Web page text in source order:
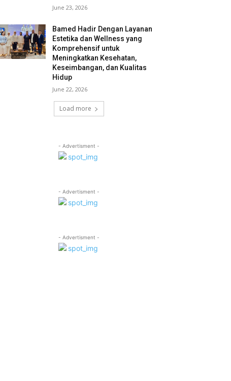
June 23, 2026
Bamed Hadir Dengan Layanan
Estetika dan Wellness yang
Komprehensif untuk
Meningkatkan Kesehatan,
Keseimbangan, dan Kualitas
Hidup
June 22, 2026
Load more
- Advertisment -
- Advertisment -
- Advertisment -